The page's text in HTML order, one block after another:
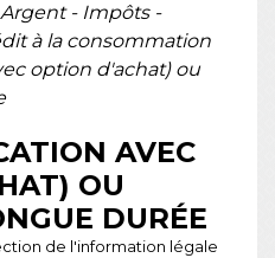
Argent - Impôts -
à la consommation
option d'achat) ou
AVEC
OU
DURÉE
de l'information légale